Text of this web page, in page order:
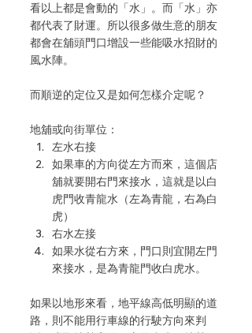
看以上都是會動的「水」。而「水」亦
都代表了財運。所以很多做生意的朋友
都會在舖頭門口增設一些能吸水招財的
風水陣。
而順逆的定位又是如何怎樣介定呢？
地舖或向街單位：
左水右接
如果車的方向從左方而來，這個店
舖就要開右門來接水，這就是以白
虎門收青龍水（左為青龍，右為白
虎）
右水左接
如果水從右方來，門口則宜開左門
來接水，是為青龍門收白虎水。
如果以地形來看，地平線高低明顯的道
路，則不能用行車線的行駛方向來判